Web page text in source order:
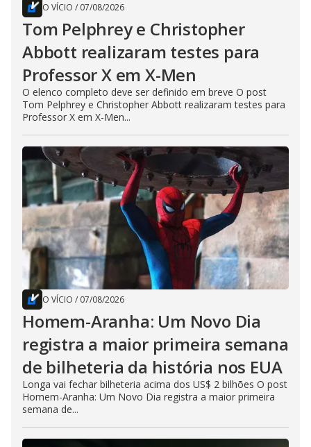
O VÍCIO / 07/08/2026
Tom Pelphrey e Christopher
Abbott realizaram testes para
Professor X em X-Men
O elenco completo deve ser definido em breve O post
Tom Pelphrey e Christopher Abbott realizaram testes para
Professor X em X-Men...
O VÍCIO / 07/08/2026
Homem-Aranha: Um Novo Dia
registra a maior primeira semana
de bilheteria da história nos EUA
Longa vai fechar bilheteria acima dos US$ 2 bilhões O post
Homem-Aranha: Um Novo Dia registra a maior primeira
semana de...